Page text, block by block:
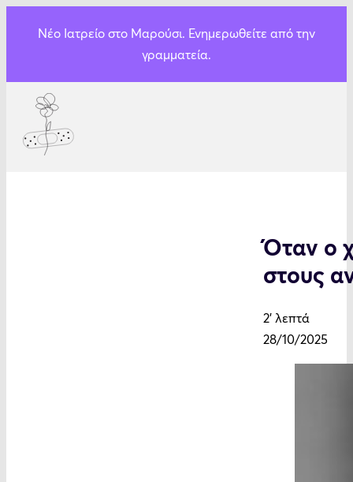
Νέο Ιατρείο στο Μαρούσι. Ενημερωθείτε από την
γραμματεία.
Όταν ο
στους
2' λεπτά
28/10/2025